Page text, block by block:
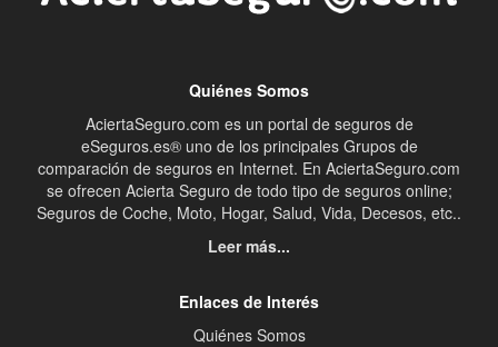
Quiénes Somos
AciertaSeguro.com es un portal de seguros de
eSeguros.es® uno de los principales Grupos de
comparación de seguros en Internet. En AciertaSeguro.com
se ofrecen Acierta Seguro de todo tipo de seguros online;
Seguros de Coche, Moto, Hogar, Salud, Vida, Decesos, etc..
Leer más...
Enlaces de Interés
Quiénes Somos